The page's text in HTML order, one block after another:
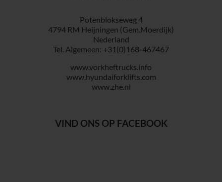
Potenblokseweg 4
4794 RM Heijningen (Gem.Moerdijk)
Nederland
Tel. Algemeen: +31(0)168-467467
www.vorkheftrucks.info
www.hyundaiforklifts.com
www.zhe.nl
VIND ONS OP FACEBOOK